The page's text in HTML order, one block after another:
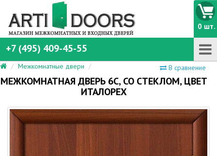
+7 (495) 409-45-55
0 шт.
В сравнение
Межкомнатные двери
МЕЖКОМНАТНАЯ ДВЕРЬ 6С, СО СТЕКЛОМ, ЦВЕТ
ИТАЛОРЕХ